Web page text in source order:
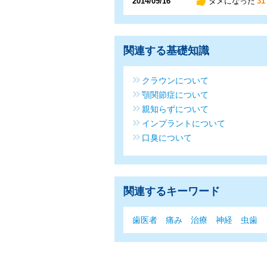
関連する基礎知識
クラウンについて
顎関節症について
親知らずについて
インプラントについて
口臭について
関連するキーワード
歯医者 痛み 治療 神経 虫歯